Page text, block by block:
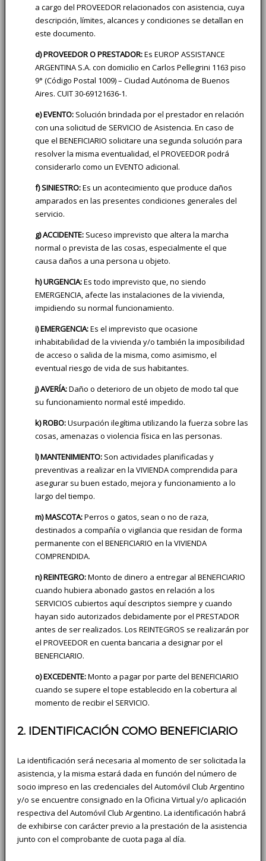
a cargo del PROVEEDOR relacionados con asistencia, cuya
descripción, límites, alcances y condiciones se detallan en
este documento.
d) PROVEEDOR O PRESTADOR:Es EUROP ASSISTANCE
ARGENTINA S.A. con domicilio en Carlos Pellegrini 1163 piso
9° (Código Postal 1009) – Ciudad Autónoma de Buenos
Aires. CUIT 30-69121636-1.
e) EVENTO: Solución brindada por el prestador en relación
con una solicitud de SERVICIO de Asistencia. En caso de
que el BENEFICIARIO solicitare una segunda solución para
resolver la misma eventualidad, el PROVEEDOR podrá
considerarlo como un EVENTO adicional.
f) SINIESTRO:Es un acontecimiento que produce daños
amparados en las presentes condiciones generales del
servicio.
g) ACCIDENTE: Suceso imprevisto que altera la marcha
normal o prevista de las cosas, especialmente el que
causa daños a una persona u objeto.
h) URGENCIA:Es todo imprevisto que, no siendo
EMERGENCIA, afecte las instalaciones de la vivienda,
impidiendo su normal funcionamiento.
i) EMERGENCIA:Es el imprevisto que ocasione
inhabitabilidad de la vivienda y/o también la imposibilidad
de acceso o salida de la misma, como asimismo, el
eventual riesgo de vida de sus habitantes.
j) AVERÍA:Daño o deterioro de un objeto de modo tal que
su funcionamiento normal esté impedido.
k) ROBO:Usurpación ilegítima utilizando la fuerza sobre las
cosas, amenazas o violencia física en las personas.
l) MANTENIMIENTO: Son actividades planificadas y
preventivas a realizar en la VIVIENDA comprendida para
asegurar su buen estado, mejora y funcionamiento a lo
largo del tiempo.
m) MASCOTA:Perros o gatos, sean o no de raza,
destinados a compañía o vigilancia que residan de forma
permanente con el BENEFICIARIO en la VIVIENDA
COMPRENDIDA.
n) REINTEGRO:Monto de dinero a entregar al BENEFICIARIO
cuando hubiera abonado gastos en relación a los
SERVICIOS cubiertos aquí descriptos siempre y cuando
hayan sido autorizados debidamente por el PRESTADOR
antes de ser realizados. Los REINTEGROS se realizarán por
el PROVEEDOR en cuenta bancaria a designar por el
BENEFICIARIO.
o) EXCEDENTE:Monto a pagar por parte del BENEFICIARIO
cuando se supere el tope establecido en la cobertura al
momento de recibir el SERVICIO.
2. IDENTIFICACIÓN COMO BENEFICIARIO
La identificación será necesaria al momento de ser solicitada la
asistencia, y la misma estará dada en función del número de
socio impreso en las credenciales del Automóvil Club Argentino
y/o se encuentre consignado en la Oficina Virtual y/o aplicación
respectiva del Automóvil Club Argentino. La identificación habrá
de exhibirse con carácter previo a la prestación de la asistencia
junto con el comprobante de cuota paga al día.